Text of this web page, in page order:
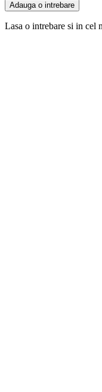
Adauga o intrebare
Lasa o intrebare si in cel